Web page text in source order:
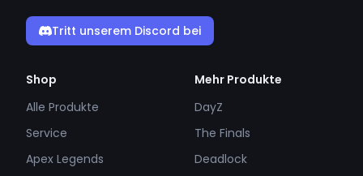
Tritt unserem Discord bei
Shop
Alle Produkte
Service
Apex Legends
Mehr Produkte
DayZ
The Finals
Deadlock